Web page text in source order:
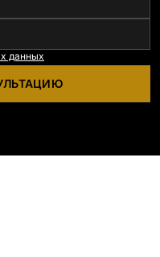
данных